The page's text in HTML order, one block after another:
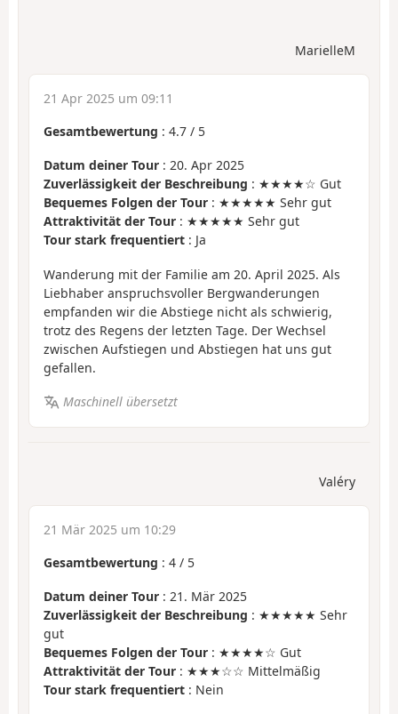
MarielleM
21 Apr 2025 um 09:11
Gesamtbewertung : 4.7 / 5
Datum deiner Tour : 20. Apr 2025
Zuverlässigkeit der Beschreibung : ★★★★☆ Gut
Bequemes Folgen der Tour : ★★★★★ Sehr gut
Attraktivität der Tour : ★★★★★ Sehr gut
Tour stark frequentiert : Ja
Wanderung mit der Familie am 20. April 2025. Als
Liebhaber anspruchsvoller Bergwanderungen
empfanden wir die Abstiege nicht als schwierig,
trotz des Regens der letzten Tage. Der Wechsel
zwischen Aufstiegen und Abstiegen hat uns gut
gefallen.
Maschinell übersetzt
Valéry
21 Mär 2025 um 10:29
Gesamtbewertung : 4 / 5
Datum deiner Tour : 21. Mär 2025
Zuverlässigkeit der Beschreibung : ★★★★★ Sehr
gut
Bequemes Folgen der Tour : ★★★★☆ Gut
Attraktivität der Tour : ★★★☆☆ Mittelmäßig
Tour stark frequentiert : Nein